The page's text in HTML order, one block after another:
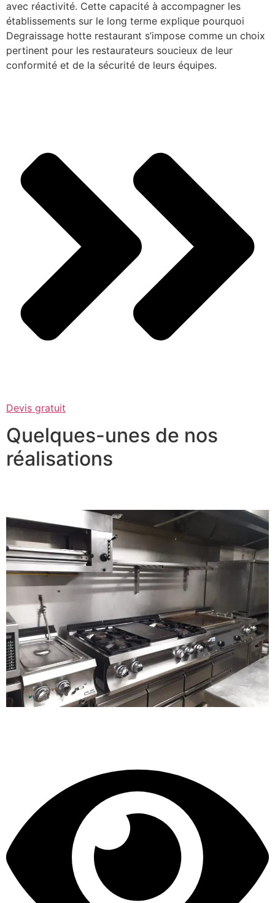
avec réactivité. Cette capacité à accompagner les
établissements sur le long terme explique pourquoi
Degraissage hotte restaurant s’impose comme un choix
pertinent pour les restaurateurs soucieux de leur
conformité et de la sécurité de leurs équipes.
Devis gratuit
Quelques-unes de nos
réalisations